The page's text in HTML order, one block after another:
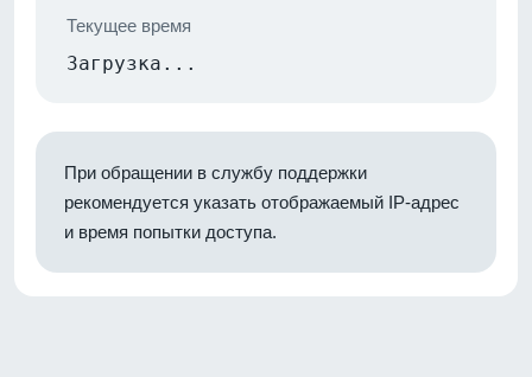
Текущее время
Загрузка...
При обращении в службу поддержки
рекомендуется указать отображаемый IP-адрес
и время попытки доступа.